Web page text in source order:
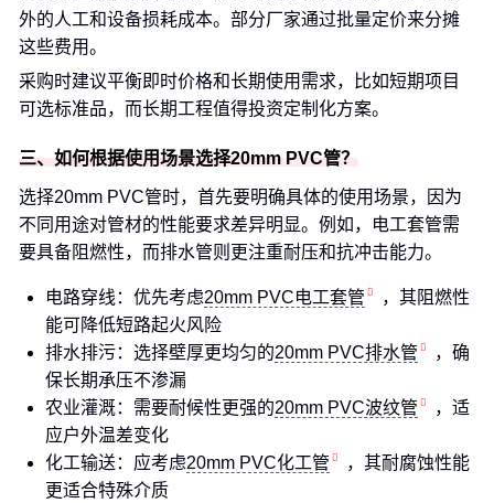
外的人工和设备损耗成本。部分厂家通过批量定价来分摊
这些费用。
采购时建议平衡即时价格和长期使用需求，比如短期项目
可选标准品，而长期工程值得投资定制化方案。
三、如何根据使用场景选择20mm PVC管？
选择20mm PVC管时，首先要明确具体的使用场景，因为
不同用途对管材的性能要求差异明显。例如，电工套管需
要具备阻燃性，而排水管则更注重耐压和抗冲击能力。
电路穿线：优先考虑20mm PVC电工套管
，其阻燃性
能可降低短路起火风险
排水排污：选择壁厚更均匀的20mm PVC排水管
，确
保长期承压不渗漏
农业灌溉：需要耐候性更强的20mm PVC波纹管
，适
应户外温差变化
化工输送：应考虑20mm PVC化工管
，其耐腐蚀性能
更适合特殊介质